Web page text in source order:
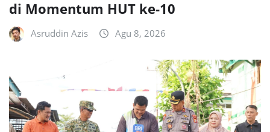
di Momentum HUT ke-10
Asruddin Azis Agu 8, 2026